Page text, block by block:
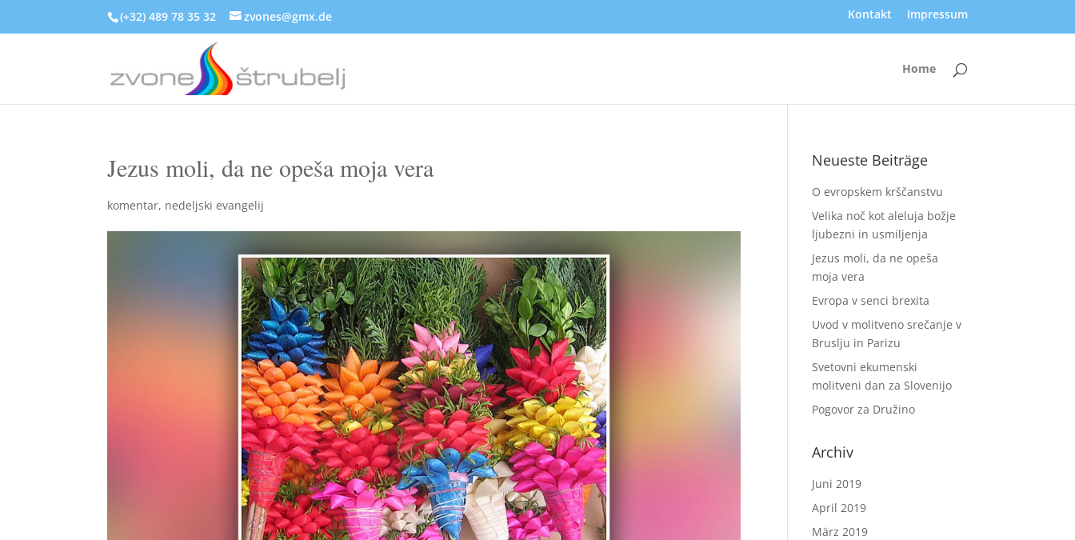
(+32) 489 78 35 32 zvones@gmx.de Kontakt Impressum
Home
Jezus moli, da ne opeša moja vera
komentar, nedeljski evangelij
Neueste Beiträge
O evropskem krščanstvu
Velika noč kot aleluja božje
ljubezni in usmiljenja
Jezus moli, da ne opeša
moja vera
Evropa v senci brexita
Uvod v molitveno srečanje v
Bruslju in Parizu
Svetovni ekumenski
molitveni dan za Slovenijo
Pogovor za Družino
Archiv
Juni 2019
April 2019
März 2019